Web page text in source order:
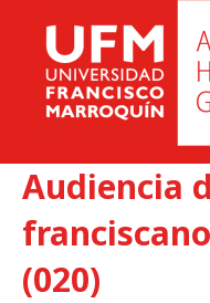
Audiencia
(020)